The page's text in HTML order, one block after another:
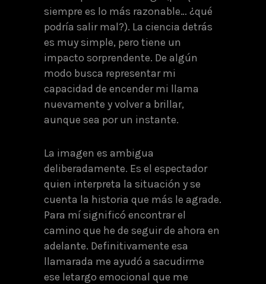
siempre es lo más razonable… ¿qué
podría salir mal?). La ciencia detrás
es muy simple, pero tiene un
impacto sorprendente. De algún
modo busca representar mi
capacidad de encender mi llama
nuevamente y volver a brillar,
aunque sea por un instante.
La imagen es ambigua
deliberadamente. Es el espectador
quien interpreta la situación y se
cuenta la historia que más le agrade.
Para mí significó encontrar el
camino que he de seguir de ahora en
adelante. Definitivamente esa
llamarada me ayudó a sacudirme
ese letargo emocional que me